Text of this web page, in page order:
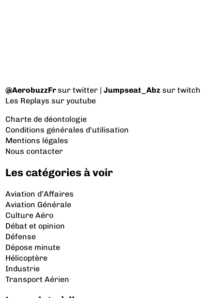
@AerobuzzFrsur twitter |Jumpseat_Abz sur twitch
Les Replays sur youtube
Charte de déontologie
Conditions générales d'utilisation
Mentions légales
Nous contacter
Les catégories à voir
Aviation d’Affaires
Aviation Générale
Culture Aéro
Débat et opinion
Défense
Dépose minute
Hélicoptère
Industrie
Transport Aérien